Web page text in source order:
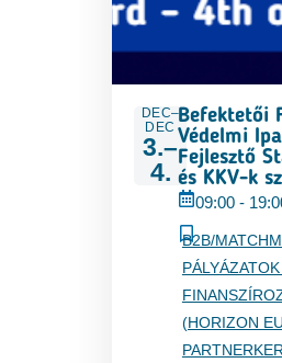
DEC–
DEC
3.–
4.
Befektetői
Védelmi
Fejlesztő
és KKV-k
09:00 -
B2B/
(HORIZON